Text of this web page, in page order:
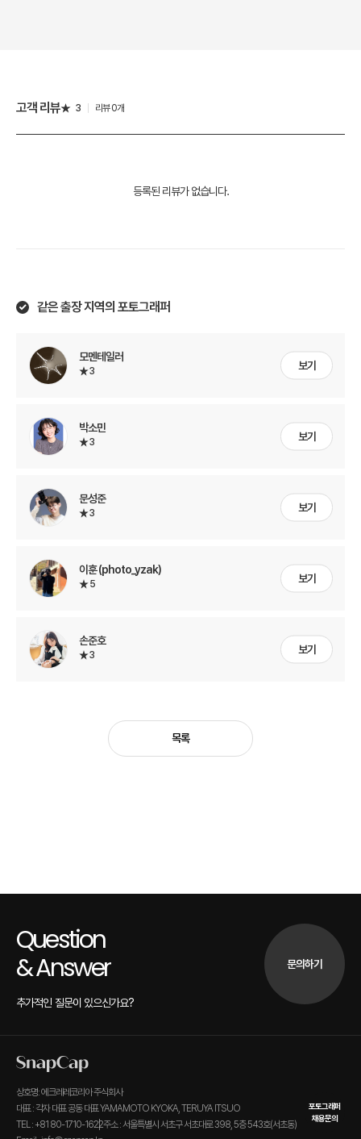
고객 리뷰 3 리뷰 0개
등록된 리뷰가 없습니다.
목록
같은 출장 지역의 포토그래퍼
모멘테일러
3 보기
박소민
3 보기
문성준
3 보기
이훈 (photo_yzak)
5 보기
손준호
3 보기
포토그래퍼
채용문의
Question
& Answer
추가적인 질문이 있으신가요?
문의하기
상호명: 에크레레코리아 주식회사
대표 : 각자 대표 공동 대표 YAMAMOTO KYOKA, TERUYA ITSUO
TEL : +81 80-1710-1622주소 : 서울특별시 서초구 서초대로 398, 5층 543호(서초동)